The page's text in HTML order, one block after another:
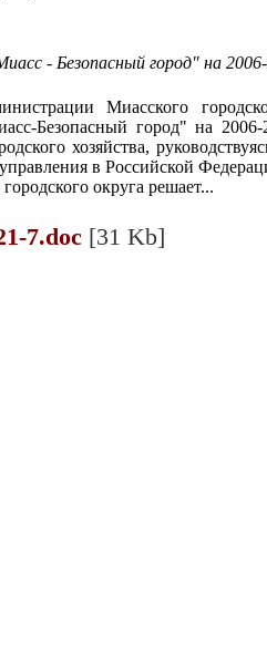
- Безопасный город" на
Миасского
Безопасный город" на
хозяйства,
в Российской
округа решает...
7.doc [31 Kb]